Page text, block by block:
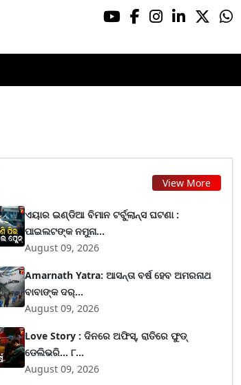
View More
ଏୟାର ଇଣ୍ଡିଆ ବିମାନ ଟର୍ବୁଲାନ୍ସ ଘଟଣା :
ପାଇଲଟଙ୍କ ନମୁନା...
August 09, 2026
Amarnath Yatra: ଆସନ୍ତା ବର୍ଷ ହେବ ଅମରନାଥ
ବାବାଙ୍କ ଦର୍...
August 09, 2026
Love Story : ଦିନରେ ଅଫିସ୍, ରାତିରେ ଫୁଡ୍
ଡେଲିଭରି... ୮...
August 09, 2026